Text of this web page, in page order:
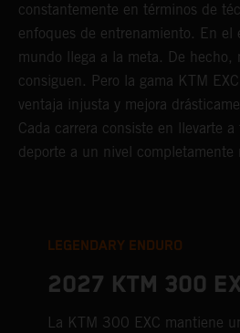
constantemente en términos de
enfoques de entrenamiento. En el
mundo llega a la meta. De hecho,
consiguen. Pero la gama KTM
ventaja injusta y mejora
Cada carrera consiste en llevarte
deporte a un nivel completamente
LEGENDARY ENDURO
2027 KTM 300
La KTM 300 EXC mantiene